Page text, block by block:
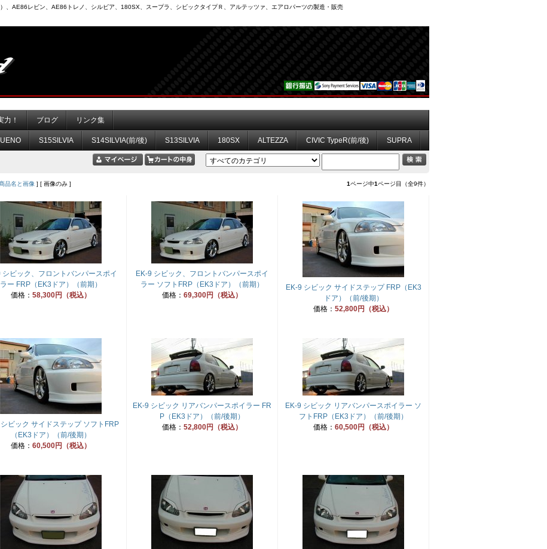
、AE86レビン、AE86トレノ、シルビア、180SX、スープラ、シビックタイプＲ、アルテッツァ、エアロパーツの製造・販売
力！ ブログ リンク集
S15SILVIA S14SILVIA(前/後) S13SILVIA 180SX ALTEZZA CIVIC TypeR(前/後) SUPRA
品名と画像 ] [ 画像のみ ] 1ページ中1ページ目（全9件）
シビック、フロントバンパースポイ
ラー FRP（EK3ドア）（前期）
価格： 58,300円（税込）
EK-9 シビック、フロントバンパースポイ
ラー ソフトFRP（EK3ドア）（前期）
価格： 69,300円（税込）
EK-9 シビック サイドステップ FRP（EK3
ドア）（前/後期）
価格： 52,800円（税込）
シビック サイドステップ ソフトFRP
（EK3ドア）（前/後期）
価格： 60,500円（税込）
EK-9 シビック リアバンパースポイラー FR
P（EK3ドア）（前/後期）
価格： 52,800円（税込）
EK-9 シビック リアバンパースポイラー ソ
フトFRP（EK3ドア）（前/後期）
価格： 60,500円（税込）